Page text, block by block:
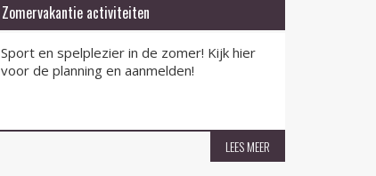
Zomervakantie activiteiten
Sport en spelplezier in de zomer! Kijk hier
voor de planning en aanmelden!
LEES MEER